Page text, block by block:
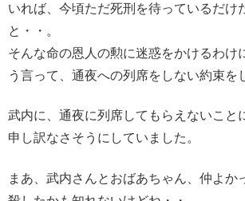
いれば、今頃ただ死刑を待っているだけ
と・・。
そんな命の恩人の勲に迷惑をかけるわけ
う言って、通夜への列席をしない約束を
武内に、通夜に列席してもらえないこと
申し訳なさそうにしていました。
まあ、武内さんとおばあちゃん、仲よか